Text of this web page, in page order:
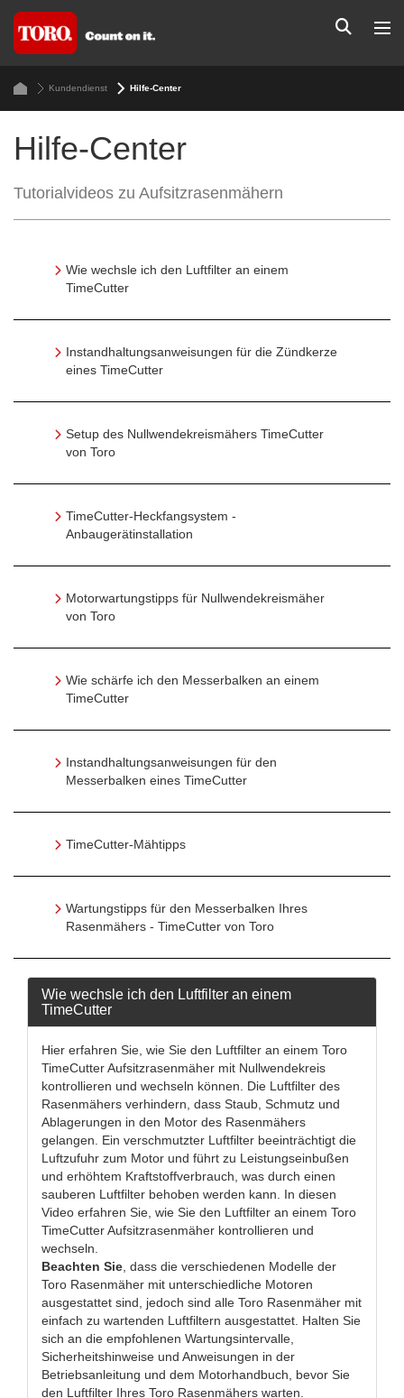
Kundendienst Hilfe-Center
Hilfe-Center
Tutorialvideos zu Aufsitzrasenmähern
Wie wechsle ich den Luftfilter an einem
TimeCutter
Instandhaltungsanweisungen für die Zündkerze
eines TimeCutter
Setup des Nullwendekreismähers TimeCutter
von Toro
TimeCutter-Heckfangsystem -
Anbaugerätinstallation
Motorwartungstipps für Nullwendekreismäher
von Toro
Wie schärfe ich den Messerbalken an einem
TimeCutter
Instandhaltungsanweisungen für den
Messerbalken eines TimeCutter
TimeCutter-Mähtipps
Wartungstipps für den Messerbalken Ihres
Rasenmähers - TimeCutter von Toro
Wie wechsle ich den Luftfilter an einem
TimeCutter
Hier erfahren Sie, wie Sie den Luftfilter an einem Toro
TimeCutter Aufsitzrasenmäher mit Nullwendekreis
kontrollieren und wechseln können. Die Luftfilter des
Rasenmähers verhindern, dass Staub, Schmutz und
Ablagerungen in den Motor des Rasenmähers
gelangen. Ein verschmutzter Luftfilter beeinträchtigt die
Luftzufuhr zum Motor und führt zu Leistungseinbußen
und erhöhtem Kraftstoffverbrauch, was durch einen
sauberen Luftfilter behoben werden kann. In diesen
Video erfahren Sie, wie Sie den Luftfilter an einem Toro
TimeCutter Aufsitzrasenmäher kontrollieren und
wechseln.
Beachten Sie , dass die verschiedenen Modelle der
Toro Rasenmäher mit unterschiedliche Motoren
ausgestattet sind, jedoch sind alle Toro Rasenmäher mit
einfach zu wartenden Luftfiltern ausgestattet. Halten Sie
sich an die empfohlenen Wartungsintervalle,
Sicherheitshinweise und Anweisungen in der
Betriebsanleitung und dem Motorhandbuch, bevor Sie
den Luftfilter Ihres Toro Rasenmähers warten.